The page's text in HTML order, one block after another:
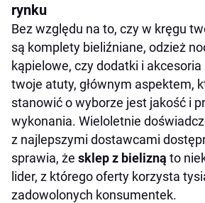
rynku
Bez względu na to, czy w kręgu
są komplety bieliźniane, odzież
kąpielowe, czy dodatki i
twoje atuty, głównym aspektem,
stanowić o wyborze jest jakość i
wykonania. Wieloletnie
z najlepszymi dostawcami
sprawia, że sklep z bielizną to
lider, z którego oferty korzysta
zadowolonych konsumentek.